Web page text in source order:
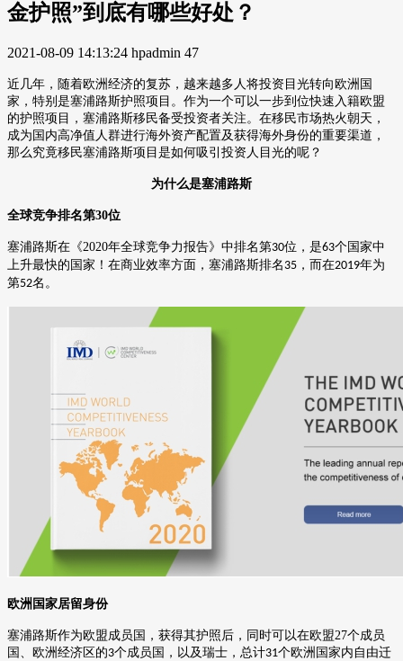
金护照”到底有哪些好处？
2021-08-09 14:13:24 hpadmin 47
近几年，随着欧洲经济的复苏，越来越多人将投资目光转向欧洲国
家，特别是塞浦路斯护照项目。作为一个可以一步到位快速入籍欧盟
的护照项目，塞浦路斯移民备受投资者关注。 在移民市场热火朝天，
成为国内高净值人群进行海外资产配置及获得海外身份的重要渠道，
那么究竟移民塞浦路斯项目是如何吸引投资人目光的呢？
为什么是塞浦路斯
全球竞争排名第30位
塞浦路斯在《2020年全球竞争力报告》中排名第30位，是63个国家中
上升最快的国家！在商业效率方面，塞浦路斯排名 35 ，而在2019年为
第52名。
欧洲国家居留身份
塞浦路斯作为欧盟成员国，获得其护照后，同时可以在欧盟27个成员
国、欧洲经济区的3个成员国，以及瑞士，总计31个欧洲国家内自由迁